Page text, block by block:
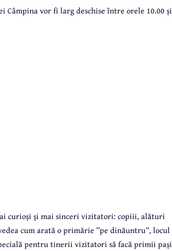
vor fi larg deschise între orele 10.00 și
curioși și mai sinceri vizitatori: copiii, alături
cum arată o primărie ”pe dinăuntru”, locul
pentru tinerii vizitatori să facă primii pași